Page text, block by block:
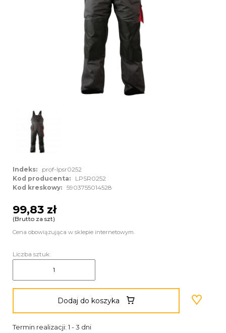
Indeks:
prof-lpsr0252
Kod producenta:
LPSR0252
Kod kreskowy: 5903755014528
99,83 zł
(Brutto za szt)
Cena obowiązująca w sklepie internetowym.
Liczba sztuk:
Dodaj do koszyka
Termin realizacji: 1 - 3 dni